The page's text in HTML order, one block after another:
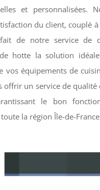
et personnalisées.
du client, couplé
de notre service de
hotte la solution
vos équipements de
offrir un service de
le bon
la région Île-de-